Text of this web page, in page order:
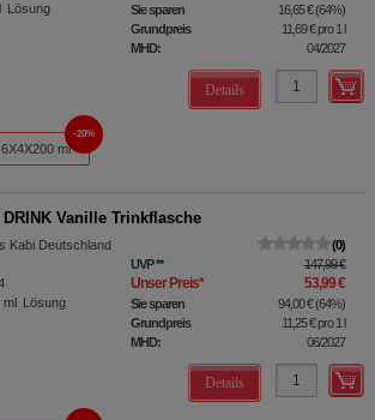
Lösung Sie sparen 16,65 €(64%)
Grundpreis
11,69 €pro 1 l
MHD:
04/2027
Details
6X4X200 ml
20%
DRINK Vanille Trinkflasche
Kabi Deutschland
ml Lösung
0
UVP** 147,99 €
Unser Preis* 53,99 €
Sie sparen 94,00 €(64%)
Grundpreis
11,25 €pro 1 l
MHD:
06/2027
Details